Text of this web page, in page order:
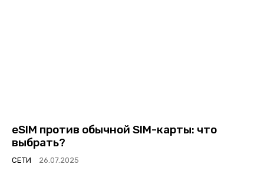
eSIM против обычной SIM-карты: что
выбрать?
СЕТИ